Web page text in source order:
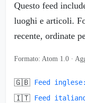
Questo feed
luoghi e articoli.
recente, ordinate
Formato: Atom 1.0 ·
🇬🇧 Feed
🇮🇹 Feed